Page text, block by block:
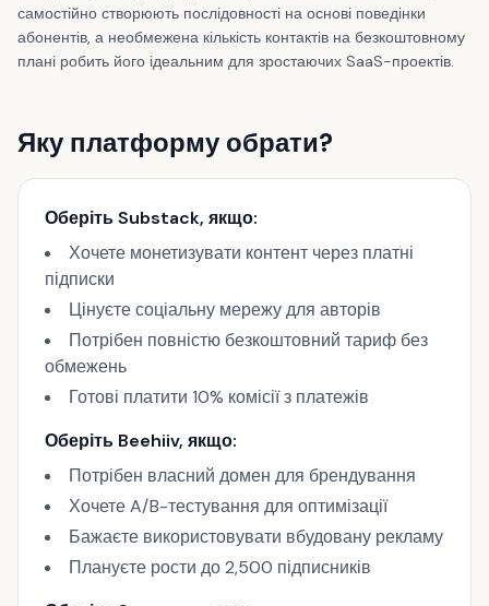
самостійно створюють послідовності на основі поведінки
абонентів, а необмежена кількість контактів на безкоштовному
плані робить його ідеальним для зростаючих SaaS-проектів.
Яку платформу обрати?
Оберіть Substack, якщо:
Хочете монетизувати контент через платні
підписки
Цінуєте соціальну мережу для авторів
Потрібен повністю безкоштовний тариф без
обмежень
Готові платити 10% комісії з платежів
Оберіть Beehiiv, якщо:
Потрібен власний домен для брендування
Хочете A/B-тестування для оптимізації
Бажаєте використовувати вбудовану рекламу
Плануєте рости до 2,500 підписників